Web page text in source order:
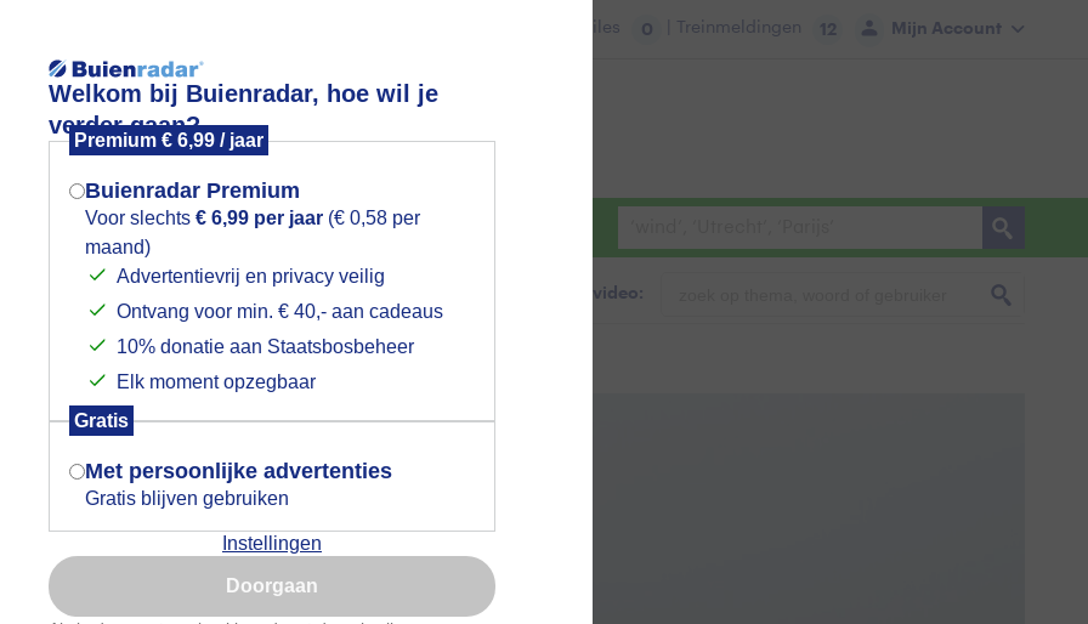
Welkom bij Buienradar, hoe wil je
verder gaan?
Premium € 6,99 / jaar
Buienradar Premium
Voor slechts € 6,99 per jaar (€ 0,58 per
maand)
Advertentievrij en privacy veilig
Ontvang voor min. € 40,- aan cadeaus
10% donatie aan Staatsbosbeheer
Elk moment opzegbaar
Gratis
Met persoonlijke advertenties
Gratis blijven gebruiken
Instellingen
Doorgaan
Mijn Account
Files 0 | Treinmeldingen 12
Foto en video Weerzine
Zoeken in foto & video:
Mogen we je locatie gebruiken voor
het weer?
Indien je hier nog geen akkoord op hebt
gegeven, verschijnt er zo een pop-up uit
je browser waarin deze toestemming
gevraagd wordt.
Is goed, toon de popup
Nu niet, misschien later